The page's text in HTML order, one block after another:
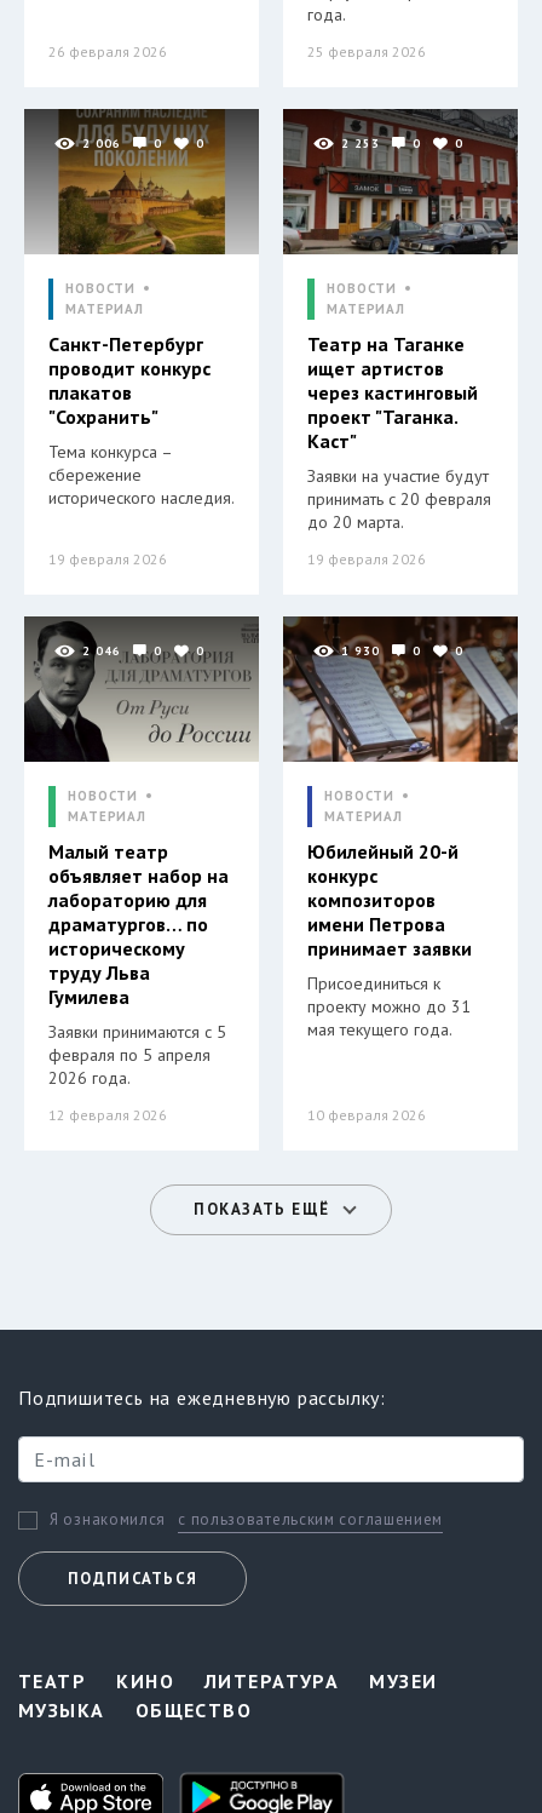
26 февраля 2026
года.
25 февраля 2026
2 006 0 0
НОВОСТИ
МАТЕРИАЛ
Санкт-Петербург
проводит конкурс
плакатов
"Сохранить"
Тема конкурса –
сбережение
исторического наследия.
19 февраля 2026
2 253 0 0
НОВОСТИ
МАТЕРИАЛ
Театр на Таганке
ищет артистов
через кастинговый
проект "Таганка.
Каст"
Заявки на участие будут
принимать с 20 февраля
до 20 марта.
19 февраля 2026
2 046 0 0
НОВОСТИ
МАТЕРИАЛ
Малый театр
объявляет набор на
лабораторию для
драматургов… по
историческому
труду Льва
Гумилева
Заявки принимаются с 5
февраля по 5 апреля
2026 года.
12 февраля 2026
1 930 0 0
НОВОСТИ
МАТЕРИАЛ
Юбилейный 20-й
конкурс
композиторов
имени Петрова
принимает заявки
Присоединиться к
проекту можно до 31
мая текущего года.
10 февраля 2026
ПОКАЗАТЬ ЕЩЁ
Подпишитесь на ежедневную рассылку:
Я ознакомился с пользовательским соглашением
ПОДПИСАТЬСЯ
ТЕАТР КИНО ЛИТЕРАТУРА
МУЗЕИ
МУЗЫКА
ОБЩЕСТВО